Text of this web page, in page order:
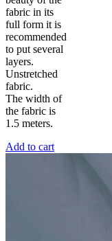
fabric in its
full form it is
recommended
to put several
layers.
Unstretched
fabric.
The width of
the fabric is
1.5 meters.
Add to cart